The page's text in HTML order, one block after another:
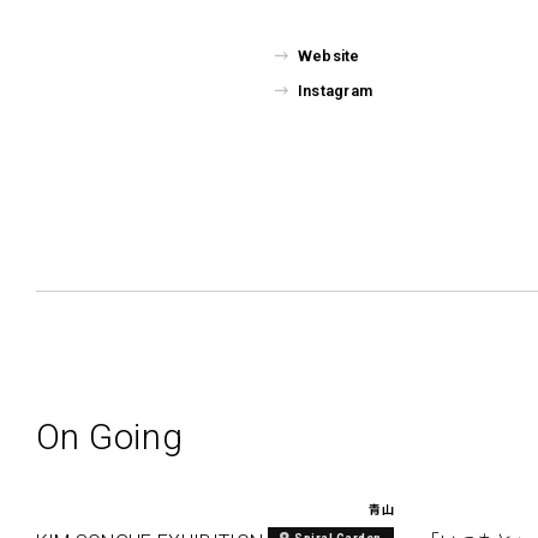
Website
Instagram
On Going
青山